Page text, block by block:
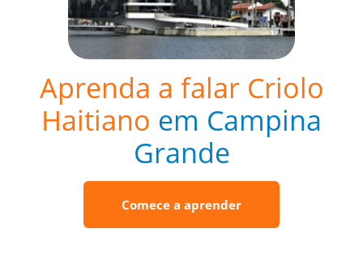
Aprenda a falar Criolo
Haitiano em Campina
Grande
Comece a aprender